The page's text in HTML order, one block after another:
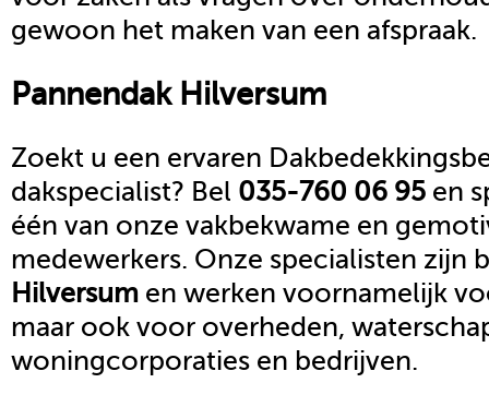
gewoon het maken van een afspraak.
Pannendak Hilversum
Zoekt u een ervaren
dakspecialist? Bel 035-760 06 95 en
één van onze vakbekwame en
medewerkers. Onze specialisten zijn
Hilversum en werken voornamelijk
maar ook voor overheden,
woningcorporaties en bedrijven.